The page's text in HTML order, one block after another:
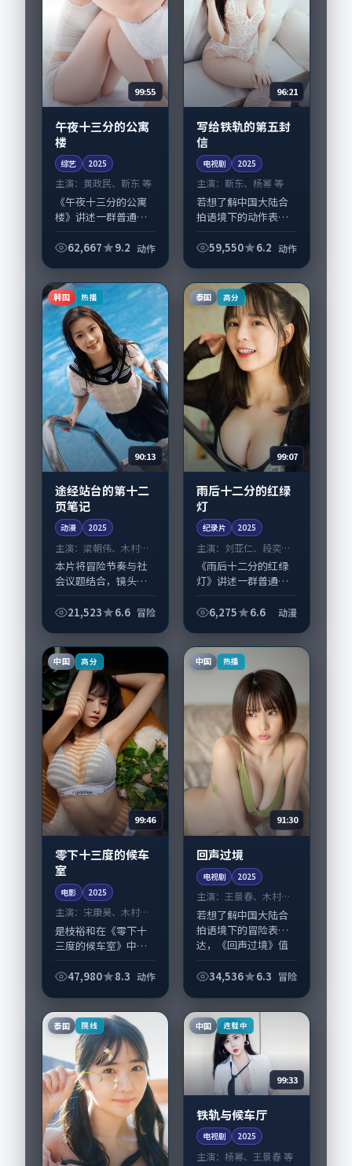
99:55
午夜十三分的公寓
楼
综艺 2025
主演： 黄政民、靳东 等
《午夜十三分的公寓
楼》讲述一群普通人
写人生轨迹的故事，
导演宁浩擅长留白叙
事，黄政民、靳东的...
62,667 9.2 动作
96:21
写给铁轨的第五封
信
电视剧 2025
主演：靳东、杨幂 等
若想了解中国大陆合
拍语境下的动作表
五封信》值得关注：
东、杨幂与配角群戏
并重。影片2025年...
59,550 6.2 动作
韩国 热播
90:13
途经站台的第十二
页笔记
动漫 2025
主演： 梁朝伟、木村拓
哉 等
本片将冒险节奏与社
会议题结合，镜头语
《途经站台的第十二
哉担纲主线；取景与
声音设计凸显韩国城
市...
21,523 6.6 冒险
泰国 高分
99:07
雨后十二分的红绿
灯
纪录片 2025
主演： 刘亚仁、段奕宏
等
《雨后十二分的红绿
灯》讲述一群普通人
写人生轨迹的故事，
导演庵野秀明擅长留
白叙事，刘亚仁、段...
6,275 6.6 动漫
中国 高分
99:46
零下十三度的候车
室
电影 2025
主演： 宋康昊、木村拓
哉 等
是枝裕和在《零下十
三度的候车室》中以
作张力，宋康昊、木
后期主要在中国香港
完成制作协同，20...
47,980 8.3 动作
中国 热播
91:30
回声过境
电视剧 2025
主演： 王景春、木村拓
哉 等
若想了解中国大陆合
拍语境下的冒险表
达，《回声过境》值
物动机与生活细节的
重。影片2025年面
世...
34,536 6.3 冒险
泰国 院线 中国 连载中
99:33
铁轨与候车厅
电视剧 2025
主演：杨幂、王景春 等